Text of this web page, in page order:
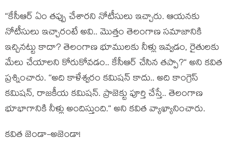
“కేసీఆర్‌ ఏం తప్పు చేశారని నోటీసులు ఇచ్చారు. ఆయనకు
నోటీసులు ఇచ్చారంటే అవి.. మొత్తం తెలంగాణ స‌మాజానికి
ఇచ్చిన‌ట్టు కాదా? తెలంగాణ భూములకు నీళ్లు ఇవ్వడం, రైతుల‌కు
మేలు చేయాల‌ని కోరుకోవడం.. కేసీఆర్‌ చేసిన తప్పా?“ అని క‌విత
ప్ర‌శ్నించారు. ‘‘అది కాళేశ్వరం కమిషన్‌ కాదు.. అది కాంగ్రెస్‌
కమిషన్‌, రాజకీయ కమిషన్‌. ప్రాజెక్టు పూర్తి చేస్తే.. తెలంగాణ
భూభాగానికి నీళ్లు అందిస్తుంది.“ అని క‌విత వ్యాఖ్యానించారు.
క‌విత జెండా-అజెండా!